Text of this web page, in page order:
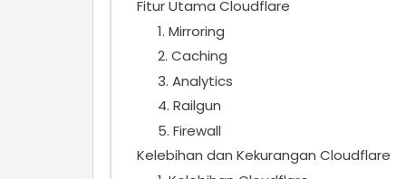
Fitur Utama Cloudflare
1. Mirroring
2. Caching
3. Analytics
4. Railgun
5. Firewall
Kelebihan dan Kekurangan Cloudflare